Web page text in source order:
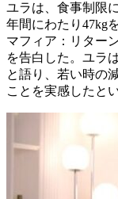
ユラは、食事制限
年間にわたり47kg
マフィア：リター
を告白した。ユラ
と語り、若い時の
ことを実感したとい